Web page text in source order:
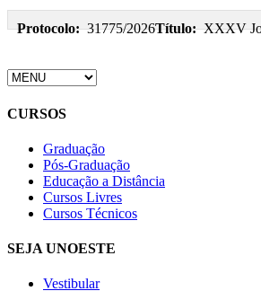
Protocolo: 31775/2026Título: XXXV
CURSOS
Graduação
Pós-Graduação
Educação a Distância
Cursos Livres
Cursos Técnicos
SEJA UNOESTE
Vestibular